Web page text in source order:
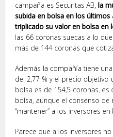
campaña es Securitas AB,la
subida en bolsa en los
triplicado su valor en bolsa en
las 66 coronas suecas a lo
más de 144 coronas que
Además la compañía tiene
del 2,77 % y el precio objetivo
bolsa es de 154,5 coronas,
bolsa, aunque el consenso de
“mantener” a los inversores en
Parece que a los inversores